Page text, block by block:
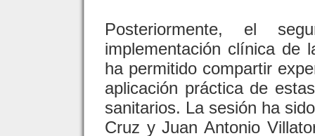
Posteriormente, el
implementación clínica de
ha permitido compartir
aplicación práctica de
sanitarios. La sesión ha
Cruz y Juan Antonio